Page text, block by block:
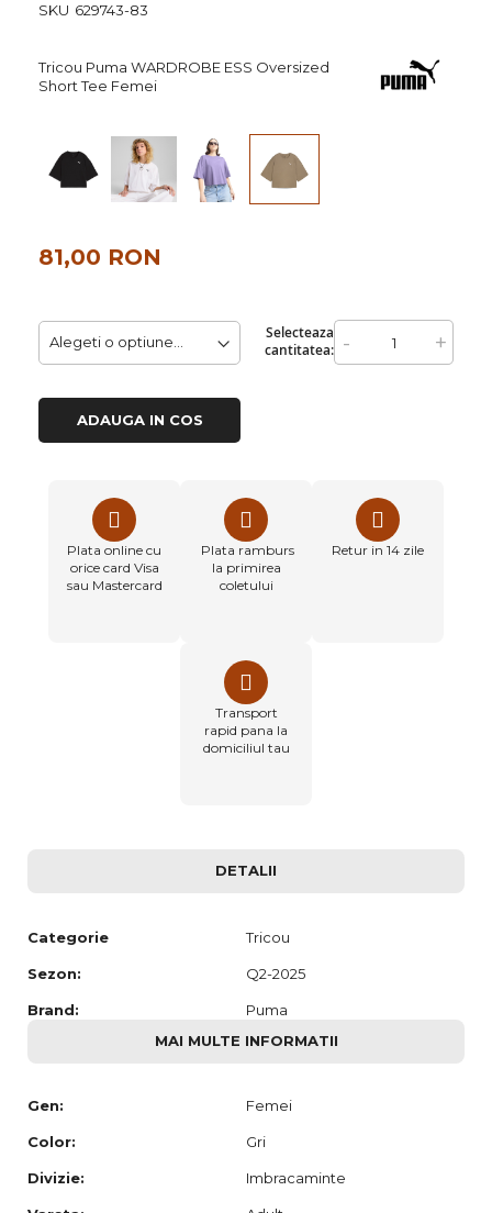
of
gallery
SKU 629743-83
Tricou Puma WARDROBE ESS Oversized
Short Tee Femei
Selecteaza
cantitatea: - +
81,00 RON
ADAUGA IN COS
Plata online cu
orice card Visa
sau Mastercard
Plata ramburs
la primirea
coletului
Retur in 14 zile
Transport
rapid pana la
domiciliul tau
DETALII
Categorie Tricou
Sezon: Q2-2025
Brand:
Puma
MAI MULTE INFORMATII
Gen: Femei
Color: Gri
Divizie: Imbracaminte